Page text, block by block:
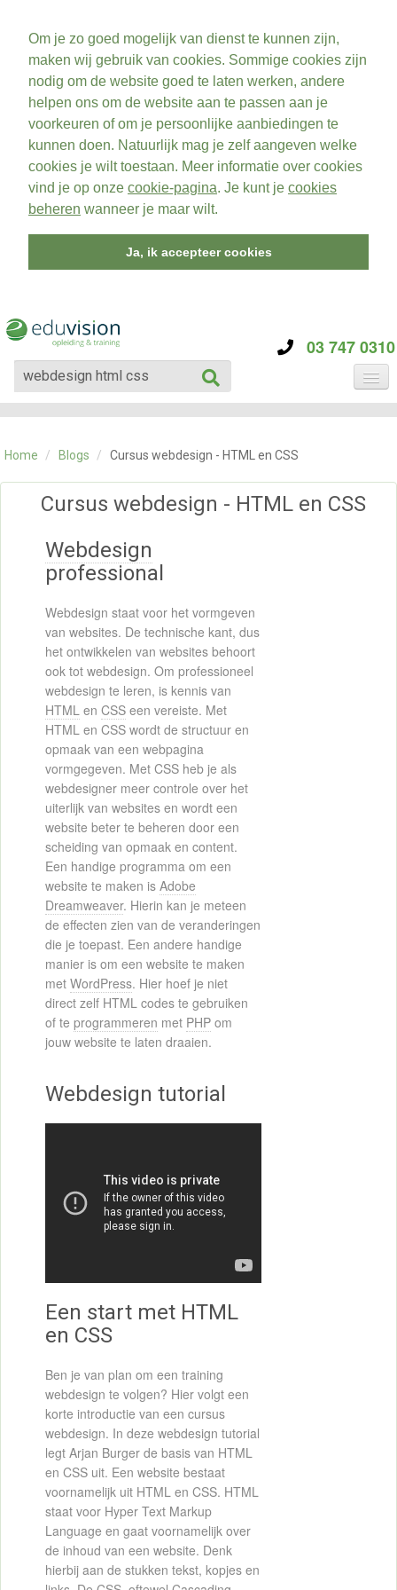
Om je zo goed mogelijk van dienst te kunnen zijn,
maken wij gebruik van cookies. Sommige cookies zijn
nodig om de website goed te laten werken, andere
helpen ons om de website aan te passen aan je
voorkeuren of om je persoonlijke aanbiedingen te
kunnen doen. Natuurlijk mag je zelf aangeven welke
cookies je wilt toestaan. Meer informatie over cookies
vind je op onze cookie-pagina. Je kunt je cookies
beheren wanneer je maar wilt.
Ja, ik accepteer cookies
03 747 0310
CATEGORIE
OVER ONS
CONTACT
SKILLS ALCHEMIST
Home / Blogs / Cursus webdesign - HTML en CSS
Cursus webdesign - HTML en CSS
Webdesign
professional
Webdesign staat voor het vormgeven
van websites. De technische kant, dus
het ontwikkelen van websites behoort
ook tot webdesign. Om professioneel
webdesign te leren, is kennis van
HTML en CSS een vereiste. Met
HTML en CSS wordt de structuur en
opmaak van een webpagina
vormgegeven. Met CSS heb je als
webdesigner meer controle over het
uiterlijk van websites en wordt een
website beter te beheren door een
scheiding van opmaak en content.
Een handige programma om een
website te maken is Adobe
Dreamweaver. Hierin kan je meteen
de effecten zien van de veranderingen
die je toepast. Een andere handige
manier is om een website te maken
met WordPress. Hier hoef je niet
direct zelf HTML codes te gebruiken
of te programmeren met PHP om
jouw website te laten draaien.
Webdesign tutorial
Een start met HTML
en CSS
Ben je van plan om een training
webdesign te volgen? Hier volgt een
korte introductie van een cursus
webdesign. In deze webdesign tutorial
legt Arjan Burger de basis van HTML
en CSS uit. Een website bestaat
voornamelijk uit HTML en CSS. HTML
staat voor Hyper Text Markup
Language en gaat voornamelijk over
de inhoud van een website. Denk
hierbij aan de stukken tekst, kopjes en